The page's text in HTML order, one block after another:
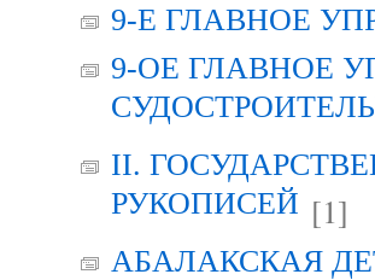
9-Е ГЛАВНОЕ
9-ОЕ ГЛАВНОЕ
II.
РУКОПИСЕЙ [1]
АБАЛАКСКАЯ